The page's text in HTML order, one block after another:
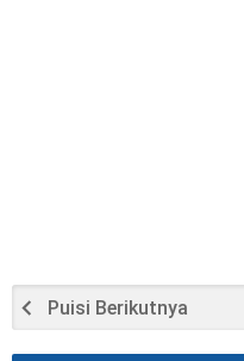
Puisi Berikutnya